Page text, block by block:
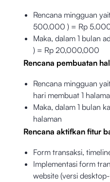
Rencana mingguan
500.000 ) = Rp
Maka, dalam 1 bulan
) = Rp 20,000,000
Rencana pembuatan
Rencana mingguan
hari membuat 1
Maka, dalam 1 bulan
halaman
Rencana aktifkan fitur
Form transaksi,
Implementasi form
website (versi